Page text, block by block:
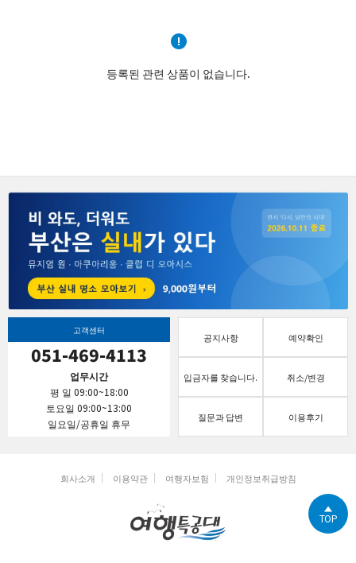
등록된 관련 상품이 없습니다.
고객센터
051-469-4113
업무시간
평 일 09:00~18:00
토요일 09:00~13:00
일요일/공휴일 휴무
공지사항 예약확인
입금자를 찾습니다. 취소/변경
질문과 답변 이용후기
회사소개 이용약관 여행자보험 개인정보취급방침
TOP